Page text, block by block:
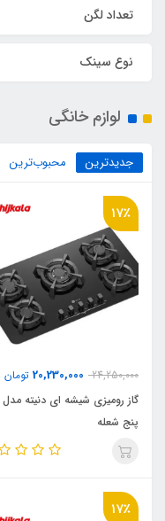
تعداد لگن
نوع سینک
لوازم خانگی
جدیدترین محبوب‌ترین
17٪
24,250,000
20,230,000 تومان
پنج شعله
17٪